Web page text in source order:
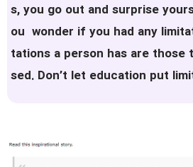
s, you go out and surprise
ou wonder if you had any
tations a person has are those
sed. Don’t let education put